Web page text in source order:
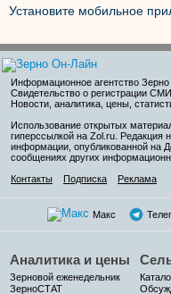
Установите мобильное
Информационное агентство
Свидетельство о регистрации
Новости, аналитика, цены,
Использование открытых
гиперссылкой на Zol.ru. Редакция
информации, опубликованной на
сообщениях других
Контакты
Подписка Реклама
Макс
Аналитика и цены
Зерновой еженедельник
ЗерноСТАТ